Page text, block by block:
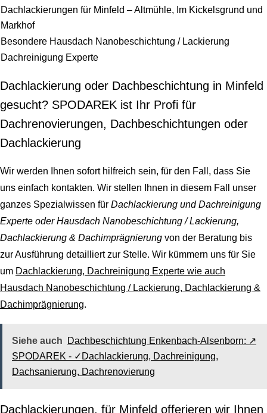
Dachlackierungen für Minfeld – Altmühle, Im Kickelsgrund und
Markhof
Besondere Hausdach Nanobeschichtung / Lackierung
Dachreinigung Experte
Dachlackierung oder Dachbeschichtung in Minfeld
gesucht? SPODAREK ist Ihr Profi für
Dachrenovierungen, Dachbeschichtungen oder
Dachlackierung
Wir werden Ihnen sofort hilfreich sein, für den Fall, dass Sie
uns einfach kontakten. Wir stellen Ihnen in diesem Fall unser
ganzes Spezialwissen für Dachlackierung und Dachreinigung
Experte oder Hausdach Nanobeschichtung / Lackierung,
Dachlackierung & Dachimprägnierung von der Beratung bis
zur Ausführung detailliert zur Stelle. Wir kümmern uns für Sie
um Dachlackierung, Dachreinigung Experte wie auch
Hausdach Nanobeschichtung / Lackierung, Dachlackierung &
Dachimprägnierung.
Siehe auch
Dachbeschichtung Enkenbach-Alsenborn: ↗️
SPODAREK - ✓Dachlackierung, Dachreinigung,
Dachsanierung, Dachrenovierung
Dachlackierungen, für Minfeld offerieren wir Ihnen